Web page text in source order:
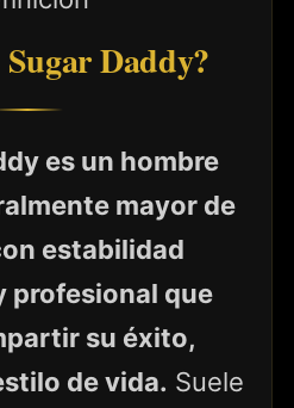
Sugar Daddy?
es un hombre
mayor de
estabilidad
profesional que
su éxito,
de vida. Suele